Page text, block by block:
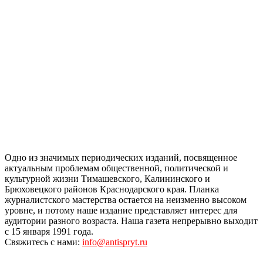
Одно из значимых периодических изданий, посвященное
актуальным проблемам общественной, политической и
культурной жизни Тимашевского, Калининского и
Брюховецкого районов Краснодарского края. Планка
журналистского мастерства остается на неизменно высоком
уровне, и потому наше издание представляет интерес для
аудитории разного возраста. Наша газета непрерывно выходит
с 15 января 1991 года.
Свяжитесь с нами: info@antispryt.ru